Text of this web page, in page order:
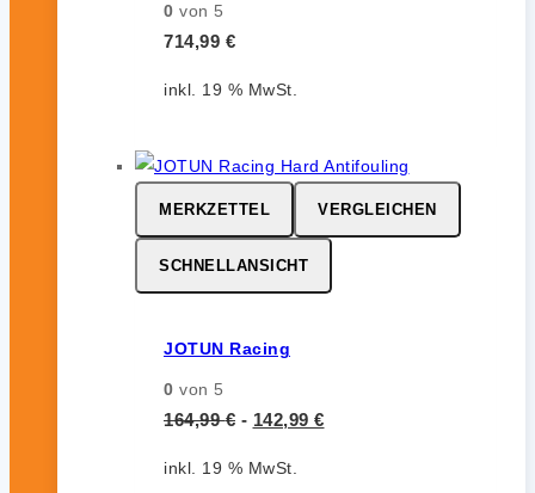
0 von 5
714,99 €
inkl. 19 % MwSt.
MERKZETTEL VERGLEICHEN
SCHNELLANSICHT
JOTUN Racing
0 von 5
164,99€ - 142,99 €
inkl. 19 % MwSt.